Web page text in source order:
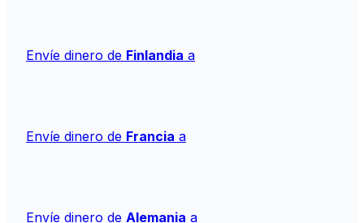
Envíe dinero de Finlandia a
Envíe dinero de Francia a
Envíe dinero de Alemania a